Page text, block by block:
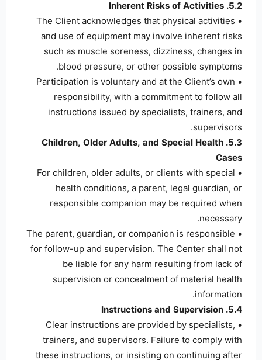
5.2. Inherent Risks of Activities
• The Client acknowledges that physical activities
and use of equipment may involve inherent risks
such as muscle soreness, dizziness, changes in
blood pressure, or other possible symptoms.
• Participation is voluntary and at the Client’s own
responsibility, with a commitment to follow all
instructions issued by specialists, trainers, and
supervisors.
5.3. Children, Older Adults, and Special Health
Cases
• For children, older adults, or clients with special
health conditions, a parent, legal guardian, or
responsible companion may be required when
necessary.
• The parent, guardian, or companion is responsible
for follow-up and supervision. The Center shall not
be liable for any harm resulting from lack of
supervision or concealment of material health
information.
5.4. Instructions and Supervision
• Clear instructions are provided by specialists,
trainers, and supervisors. Failure to comply with
these instructions, or insisting on continuing after